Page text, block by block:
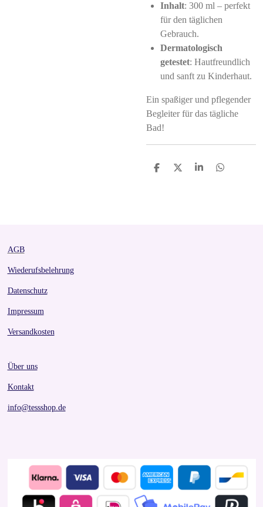
Inhalt: 300 ml – perfekt
für den täglichen
Gebrauch.
Dermatologisch
getestet: Hautfreundlich
und sanft zu Kinderhaut.
Ein spaßiger und pflegender
Begleiter für das tägliche
Bad!
S
S
S
S
AGB
Wiederufsbelehrung
Datenschutz
Impressum
Versandkosten
Über uns
Kontakt
info@tessshop.de